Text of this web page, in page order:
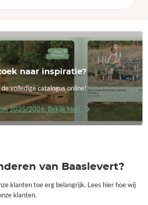
naar inspiratie?
volledige catalogus online!
2025/2026: Bekijk hier!
van Baaslevert?
klanten toe erg belangrijk. Lees hier hoe wij
klanten.